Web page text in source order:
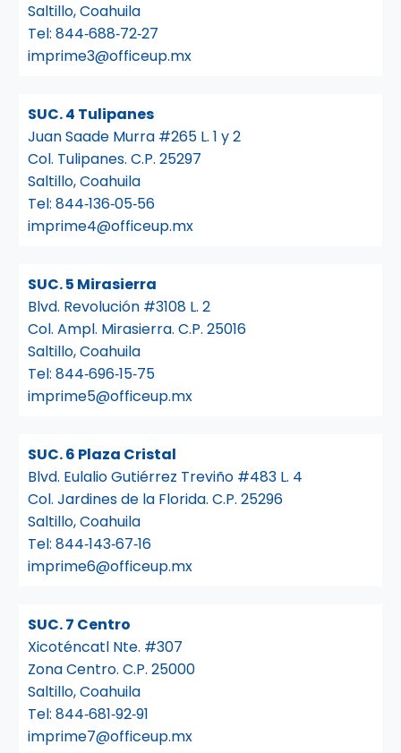
Saltillo, Coahuila
Tel:844‑688‑72‑27
imprime3@officeup.mx
SUC. 4 Tulipanes
Juan Saade Murra #265 L. 1 y 2
Col. Tulipanes. C.P. 25297
Saltillo, Coahuila
Tel:844‑136‑05‑56
imprime4@officeup.mx
SUC. 5 Mirasierra
Blvd. Revolución #3108 L. 2
Col. Ampl. Mirasierra. C.P. 25016
Saltillo, Coahuila
Tel:844‑696‑15‑75
imprime5@officeup.mx
SUC. 6 Plaza Cristal
Blvd. Eulalio Gutiérrez Treviño #483 L. 4
Col. Jardines de la Florida. C.P. 25296
Saltillo, Coahuila
Tel:844‑143‑67‑16
imprime6@officeup.mx
SUC. 7 Centro
Xicoténcatl Nte. #307
Zona Centro. C.P. 25000
Saltillo, Coahuila
Tel:844‑681‑92‑91
imprime7@officeup.mx